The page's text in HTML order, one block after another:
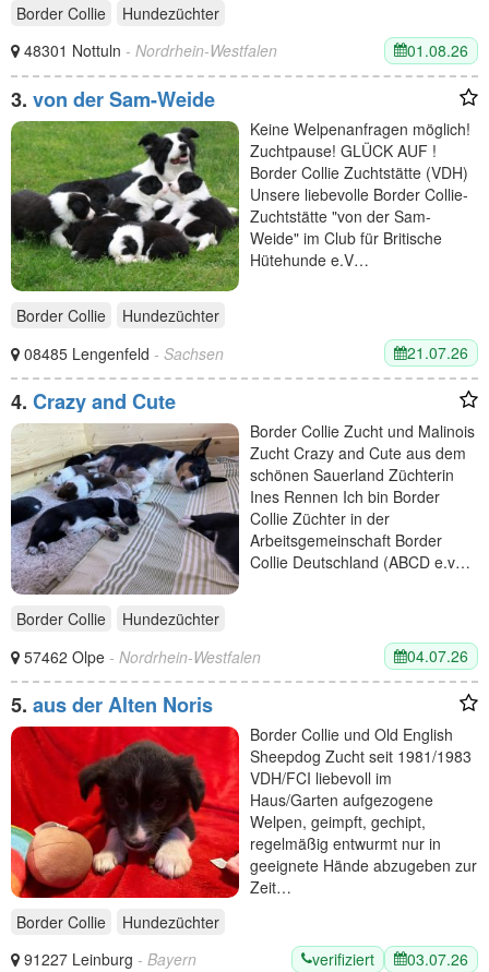
Border Collie
Hundezüchter
48301 Nottuln - Nordrhein-Westfalen 01.08.26
3. von der Sam-Weide
Keine Welpenanfragen möglich!
Zuchtpause! GLÜCK AUF !
Border Collie Zuchtstätte (VDH)
Unsere liebevolle Border Collie-
Zuchtstätte "von der Sam-
Weide" im Club für Britische
Hütehunde e.V…
Border Collie
Hundezüchter
08485 Lengenfeld - Sachsen 21.07.26
4. Crazy and Cute
Border Collie Zucht und Malinois
Zucht Crazy and Cute aus dem
schönen Sauerland Züchterin
Ines Rennen Ich bin Border
Collie Züchter in der
Arbeitsgemeinschaft Border
Collie Deutschland (ABCD e.v…
Border Collie
Hundezüchter
57462 Olpe - Nordrhein-Westfalen 04.07.26
5. aus der Alten Noris
Border Collie und Old English
Sheepdog Zucht seit 1981/1983
VDH/FCI liebevoll im
Haus/Garten aufgezogene
Welpen, geimpft, gechipt,
regelmäßig entwurmt nur in
geeignete Hände abzugeben zur
Zeit…
Border Collie
Hundezüchter
91227 Leinburg - Bayern verifiziert 03.07.26